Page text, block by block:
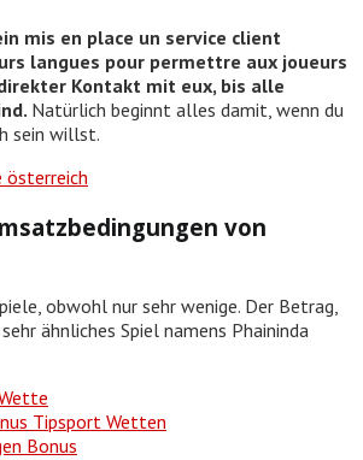
mis en place un service client
langues pour permettre aux joueurs
Kontakt mit eux, bis alle
Natürlich beginnt alles damit, wenn du
sein willst.
von
obwohl nur sehr wenige. Der Betrag,
ähnliches Spiel namens Phaininda
Tipsport Wetten
Bonus